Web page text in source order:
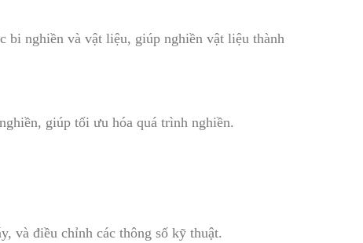
bi nghiền và vật liệu, giúp nghiền vật liệu thành
giúp tối ưu hóa quá trình nghiền.
và điều chỉnh các thông số kỹ thuật.